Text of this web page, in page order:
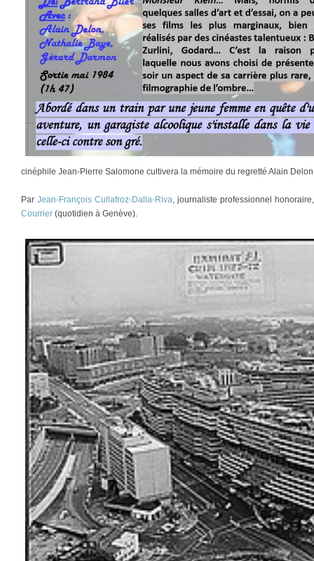
cinéphile Jean-Pierre Salomone cultivera la mémoire du regretté Alain
Par Jean-François Cullafroz-Dalla-Riva, journaliste professionnel
Courrier (quotidien à Genève).